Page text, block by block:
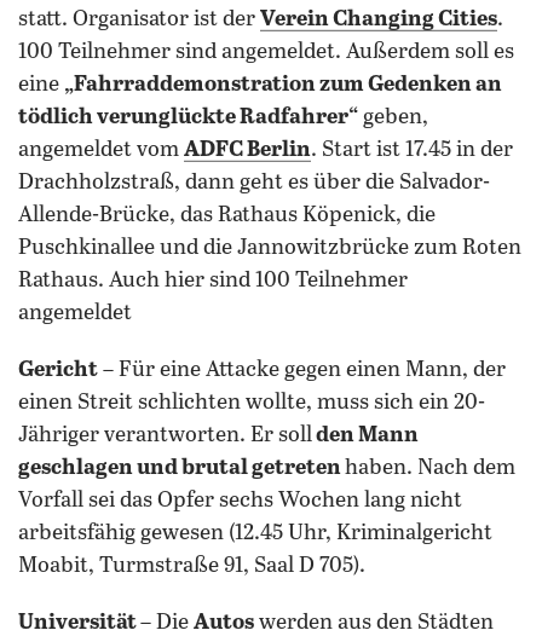
statt. Organisator ist der Verein Changing Cities.
100 Teilnehmer sind angemeldet. Außerdem soll es
eine „Fahrraddemonstration zum Gedenken an
tödlich verunglückte Radfahrer“ geben,
angemeldet vom ADFC Berlin. Start ist 17.45 in der
Drachholzstraß, dann geht es über die Salvador-
Allende-Brücke, das Rathaus Köpenick, die
Puschkinallee und die Jannowitzbrücke zum Roten
Rathaus. Auch hier sind 100 Teilnehmer
angemeldet
Gericht – Für eine Attacke gegen einen Mann, der
einen Streit schlichten wollte, muss sich ein 20-
Jähriger verantworten. Er sollden Mann
geschlagen und brutal getretenhaben. Nach dem
Vorfall sei das Opfer sechs Wochen lang nicht
arbeitsfähig gewesen (12.45 Uhr, Kriminalgericht
Moabit, Turmstraße 91, Saal D 705).
Universität– Die Autos werden aus den Städten